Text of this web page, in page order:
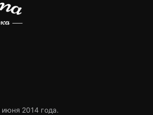
2014 года.